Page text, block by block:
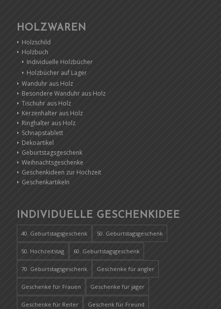
HOLZWAREN
Holzschild
Holzbuch
Individuelle Holzbücher
Holzbücher auf Lager
Wanduhr aus Holz
Besondere Wanduhr aus Holz
Tischuhr aus Holz
Kerzenhalter aus Holz
Ringhalter aus Holz
Schnapstablett
Dekoartikel
Geburtstagsgeschenk
Weihnachtsgeschenke
Geschenkideen zur Hochzeit
Geschenkartikeln
INDIVIDUELLE GESCHENKIDEE
40. Geburtstagsgeschenk 50. Geburtstagsgeschenk
50. Hochzeitstag 60. Geburtstagsgeschenk
70. Geburtstagsgeschenk Geschenke für angler
Geschenke für Frauen Geschenke für jäger
Geschenke für Reiter Geschenk für Freund